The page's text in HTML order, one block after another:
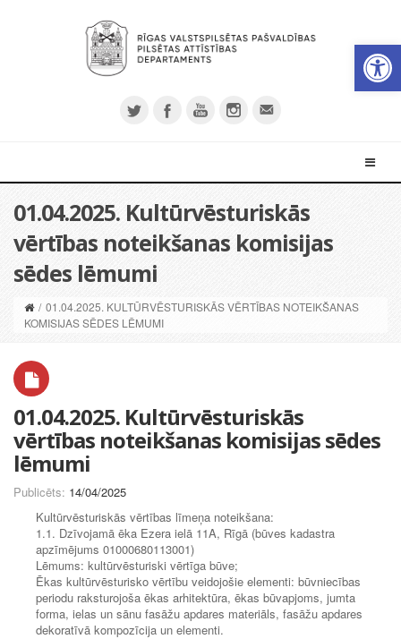
01.04.2025. Kultūrvēsturiskās
vērtības noteikšanas komisijas
sēdes lēmumi
/ 01.04.2025. KULTŪRVĒSTURISKĀS VĒRTĪBAS NOTEIKŠANAS
KOMISIJAS SĒDES LĒMUMI
01.04.2025. Kultūrvēsturiskās
vērtības noteikšanas komisijas sēdes
lēmumi
Publicēts: 14/04/2025
Kultūrvēsturiskās vērtības līmeņa noteikšana:
1.1. Dzīvojamā ēka Ezera ielā 11A, Rīgā (būves kadastra
apzīmējums 01000680113001)
Lēmums: kultūrvēsturiski vērtīga būve;
Ēkas kultūrvēsturisko vērtību veidojošie elementi: būvniecības
periodu raksturojoša ēkas arhitektūra, ēkas būvapjoms, jumta
forma, ielas un sānu fasāžu apdares materiāls, fasāžu apdares
dekoratīvā kompozīcija un elementi.